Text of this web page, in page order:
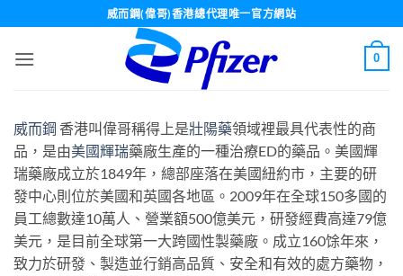
to
content
威而鋼(偉哥)香港總代理唯一官方網站
0
威而鋼 香港叫偉哥稱得上是壯陽藥領域裡最具代表性的商
品，是由美國輝瑞藥廠生產的一種治療ED的藥品。美國輝
瑞藥廠成立於1849年，總部座落在美國紐約市，主要的研
發中心則位於美國和英國各地區。2009年在全球150多國的
員工總數達10萬人、營業額500億美元，研發經費高達79億
美元，是目前全球第一大跨國性製藥廠。成立160馀年來，
致力於研發、製造並行銷高品質、安全和有效的處方藥物，